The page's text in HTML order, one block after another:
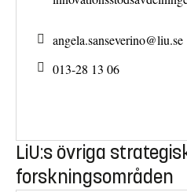
angela.sanseverino@liu.se
013-28 13 06
LiU:s övriga
forskningsområden